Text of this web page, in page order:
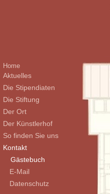
Home
Aktuelles
Die Stipendiaten
Die Stiftung
Der Ort
Der Künstlerhof
So finden Sie uns
Kontakt
Gästebuch
E-Mail
Datenschutz